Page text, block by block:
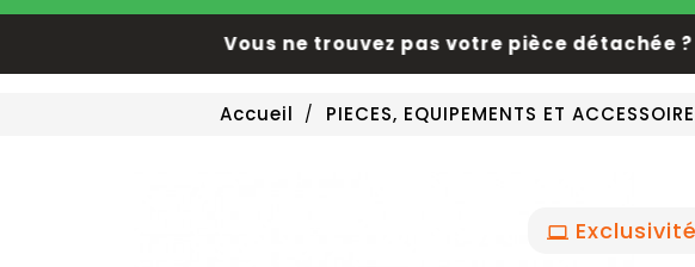
Vous ne trouvez pas votre pièce détachée ?
Accueil PIECES, EQUIPEMENTS ET